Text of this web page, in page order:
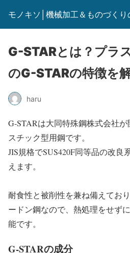
モノキソ│機械加工＆ものづくり
G-STARとは？プラ
のG-STARの特徴を
haru
G-STARは大同特殊鋼株式会社
スチック型用鋼です。
JIS規格でSUS420F同等品の改良
えます。
耐食性と被削性を兼ね備えてお
ードン鋼なので、熱処理をせず
能です。
G-STARの成分